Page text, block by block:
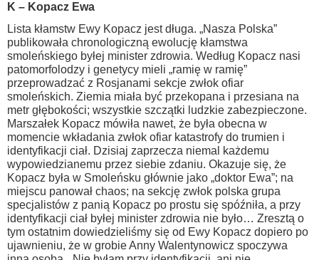
K – Kopacz Ewa
Lista kłamstw Ewy Kopacz jest długa. „Nasza Polska”
publikowała chronologiczną ewolucję kłamstwa
smoleńskiego byłej minister zdrowia. Według Kopacz nasi
patomorfolodzy i genetycy mieli „ramię w ramię”
przeprowadzać z Rosjanami sekcje zwłok ofiar
smoleńskich. Ziemia miała być przekopana i przesiana na
metr głębokości; wszystkie szczątki ludzkie zabezpieczone.
Marszałek Kopacz mówiła nawet, że była obecna w
momencie wkładania zwłok ofiar katastrofy do trumien i
identyfikacji ciał. Dzisiaj zaprzecza niemal każdemu
wypowiedzianemu przez siebie zdaniu. Okazuje się, że
Kopacz była w Smoleńsku głównie jako „doktor Ewa”; na
miejscu panował chaos; na sekcję zwłok polska grupa
specjalistów z panią Kopacz po prostu się spóźniła, a przy
identyfikacji ciał byłej minister zdrowia nie było… Zresztą o
tym ostatnim dowiedzieliśmy się od Ewy Kopacz dopiero po
ujawnieniu, że w grobie Anny Walentynowicz spoczywa